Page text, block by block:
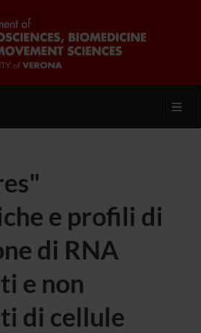
e profili di
di RNA
e non
di cellule